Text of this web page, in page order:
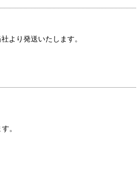
より発送いたします。
。